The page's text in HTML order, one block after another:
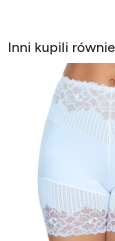
Inni kupili